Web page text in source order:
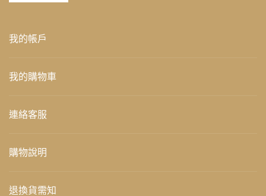
我的帳戶
我的購物車
連絡客服
購物說明
退換貨需知